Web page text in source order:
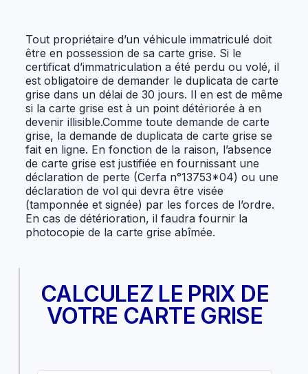
Tout propriétaire d’un véhicule immatriculé doit
être en possession de sa carte grise. Si le
certificat d’immatriculation a été perdu ou volé, il
est obligatoire de demander le duplicata de carte
grise dans un délai de 30 jours. Il en est de même
si la carte grise est à un point détériorée à en
devenir illisible.Comme toute demande de carte
grise, la demande de duplicata de carte grise se
fait en ligne. En fonction de la raison, l’absence
de carte grise est justifiée en fournissant une
déclaration de perte (Cerfa n°13753*04) ou une
déclaration de vol qui devra être visée
(tamponnée et signée) par les forces de l’ordre.
En cas de détérioration, il faudra fournir la
photocopie de la carte grise abîmée.
CALCULEZ LE PRIX DE
VOTRE CARTE GRISE